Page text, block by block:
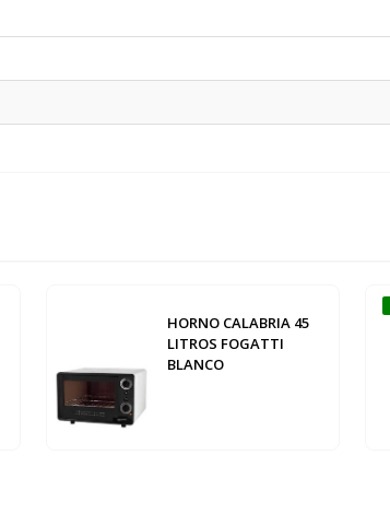
HORNO CALABRIA 45
LITROS FOGATTI
BLANCO